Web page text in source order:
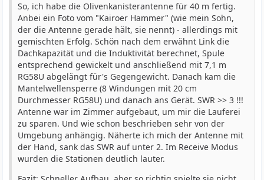
So, ich habe die Olivenkanisterantenne für 40 m fertig.
Anbei ein Foto vom "Kairoer Hammer" (wie mein Sohn,
der die Antenne gerade hält, sie nennt) - allerdings mit
gemischten Erfolg. Schön nach dem erwähnt Link die
Dachkapazität und die Induktivität berechnet, Spule
entsprechend gewickelt und anschließend mit 7,1 m
RG58U abgelängt für's Gegengewicht. Danach kam die
Mantelwellensperre (8 Windungen mit 20 cm
Durchmesser RG58U) und danach ans Gerät. SWR >> 3 !!!
Antenne war im Zimmer aufgebaut, um mir die Lauferei
zu sparen. Und wie schon beschrieben sehr von der
Umgebung anhängig. Näherte ich mich der Antenne mit
der Hand, sank das SWR auf unter 2. Im Receive Modus
wurden die Stationen deutlich lauter.